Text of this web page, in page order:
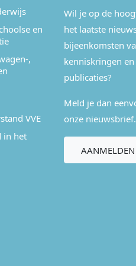
en
,
VVE
in het
Wil je op de
het laatste
bijeenkomsten
kenniskringen
publicaties?
Meld je dan
onze nieuwsbrief.
AANMELDEN